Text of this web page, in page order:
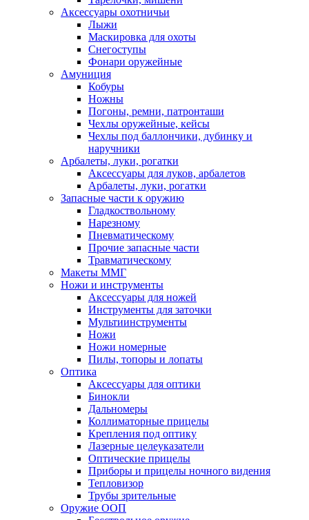
Аксессуары охотничьи
Лыжи
Маскировка для охоты
Снегоступы
Фонари оружейные
Амуниция
Кобуры
Ножны
Погоны, ремни, патронташи
Чехлы оружейные, кейсы
Чехлы под баллончики, дубинку и
наручники
Арбалеты, луки, рогатки
Аксессуары для луков, арбалетов
Арбалеты, луки, рогатки
Запасные части к оружию
Гладкоствольному
Нарезному
Пневматическому
Прочие запасные части
Травматическому
Макеты ММГ
Ножи и инструменты
Аксессуары для ножей
Инструменты для заточки
Мультиинструменты
Ножи
Ножи номерные
Пилы, топоры и лопаты
Оптика
Аксессуары для оптики
Бинокли
Дальномеры
Коллиматорные прицелы
Крепления под оптику
Лазерные целеуказатели
Оптические прицелы
Приборы и прицелы ночного видения
Тепловизор
Трубы зрительные
Оружие ООП